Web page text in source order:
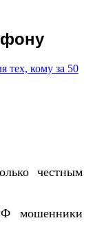
тех, кому за 50
честным
мошенники